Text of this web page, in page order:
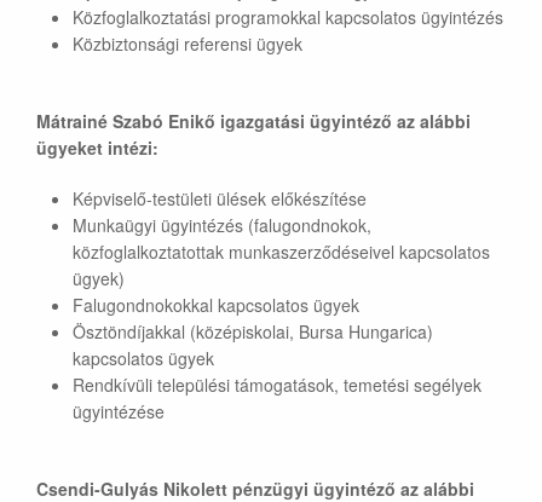
Közfoglalkoztatási programokkal kapcsolatos ügyintézés
Közbiztonsági referensi ügyek
Mátrainé Szabó Enikő igazgatási ügyintéző az alábbi
ügyeket intézi:
Képviselő-testületi ülések előkészítése
Munkaügyi ügyintézés (falugondnokok,
közfoglalkoztatottak munkaszerződéseivel kapcsolatos
ügyek)
Falugondnokokkal kapcsolatos ügyek
Ösztöndíjakkal (középiskolai, Bursa Hungarica)
kapcsolatos ügyek
Rendkívüli települési támogatások, temetési segélyek
ügyintézése
Csendi-Gulyás Nikolett pénzügyi ügyintéző az alábbi